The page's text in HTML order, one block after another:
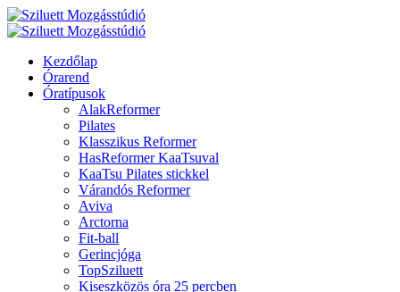
Kezdőlap
Órarend
Óratípusok
AlakReformer
Pilates
Klasszikus Reformer
HasReformer KaaTsuval
KaaTsu Pilates stickkel
Várandós Reformer
Aviva
Arctorna
Fit-ball
Gerincjóga
TopSziluett
Kiseszközös óra 25 percben